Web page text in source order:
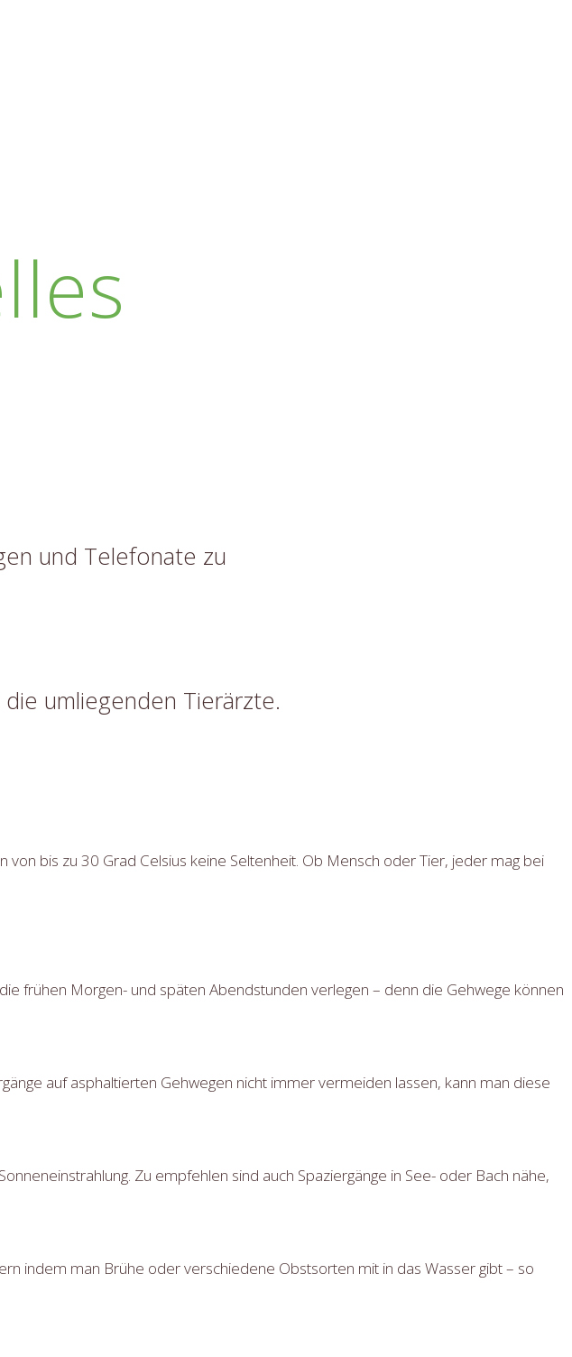
und Telefonate zu
umliegenden Tierärzte.
bis zu 30 Grad Celsius keine Seltenheit. Ob Mensch oder Tier, jeder mag bei
frühen Morgen- und späten Abendstunden verlegen – denn die Gehwege können
auf asphaltierten Gehwegen nicht immer vermeiden lassen, kann man diese
Zu empfehlen sind auch Spaziergänge in See- oder Bach nähe,
indem man Brühe oder verschiedene Obstsorten mit in das Wasser gibt – so